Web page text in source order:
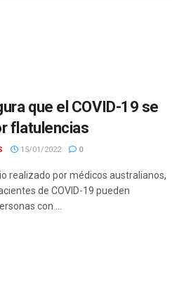
que el COVID-19 se
flatulencias
15/01/2022 0
realizado por médicos australianos,
de COVID-19 pueden
con ...